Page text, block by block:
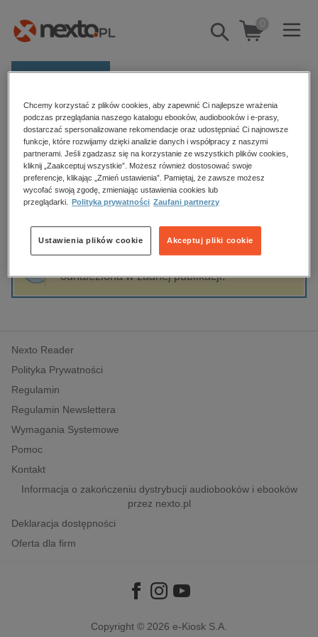
Pokaż/schowaj
wyszukiwarkę
0
E-prasa
Kategorie
Zobacz wszystkie E-prasa
budownictwo, aranżacja wnętrz
biznesowe, branżowe, gospodarka
edukacja
hobby, sport, rozrywka
komputery, internet, technologie, informatyka
polityka, społeczno-informacyjne
psychologiczne
inne
popularno-naukowe
historia
Strona główna Wolfgang Bauer
Wolfgang Bauer
Sortowanie Filtrowanie
odnaleziona w żadnej publikacji.
Nexto Reader
Polityka Prywatności
Regulamin
Regulamin Newslettera
Wymagania Systemowe
Pomoc
Kontakt
Informacja o zakończeniu dystrybucji audiobooków i ebooków
przez nexto.pl
Deklaracja dostępności
Oferta dla firm
Copyright © 2026 e-Kiosk S.A.
Chcemy korzystać z plików cookies, aby zapewnić Ci najlepsze wrażenia
podczas przeglądania naszego katalogu ebooków, audiobooków i e-prasy,
dostarczać spersonalizowane rekomendacje oraz udostępniać Ci najnowsze
funkcje, które rozwijamy dzięki analizie danych i współpracy z naszymi
partnerami. Jeśli zgadzasz się na korzystanie ze wszystkich plików cookies,
kliknij „Zaakceptuj wszystkie”. Możesz również dostosować swoje
preferencje, klikając „Zmień ustawienia”. Pamiętaj, że zawsze możesz
wycofać swoją zgodę, zmieniając ustawienia cookies lub
przeglądarki.
Polityka prywatności Zaufani partnerzy
Akceptuj pliki cookie
Ustawienia plików cookie